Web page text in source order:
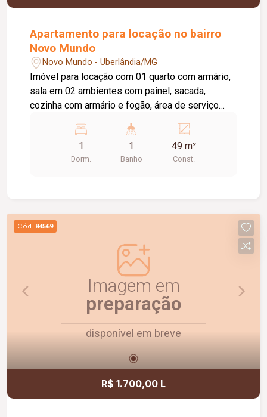
Apartamento para locação no bairro
Novo Mundo
Novo Mundo - Uberlândia/MG
Imóvel para locação com 01 quarto com armário,
sala em 02 ambientes com painel, sacada,
cozinha com armário e fogão, área de serviço
e armário sob a pia, além de 01 vaga de
estacionamento. Entre em contato e agende sua
visita. Venha conhecer de perto tudo o que este
1
Dorm.
1
Banho
49 m²
Const.
Cód. 84569
Imagem em
preparação
disponível em breve
R$ 1.700,00 L